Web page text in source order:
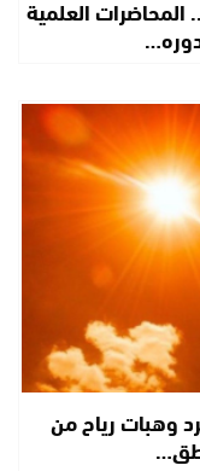
المحاضرات العلمية
وهبات رياح من